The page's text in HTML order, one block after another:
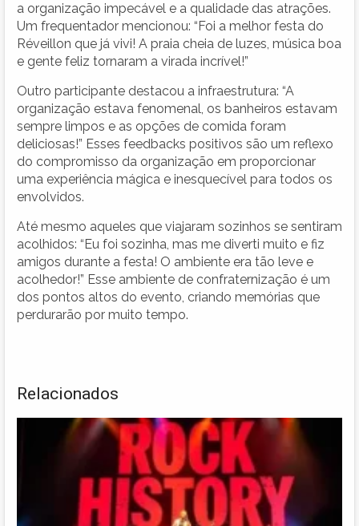
a organização impecável e a qualidade das atrações.
Um frequentador mencionou: “Foi a melhor festa do
Réveillon que já vivi! A praia cheia de luzes, música boa
e gente feliz tornaram a virada incrível!”
Outro participante destacou a infraestrutura: “A
organização estava fenomenal, os banheiros estavam
sempre limpos e as opções de comida foram
deliciosas!” Esses feedbacks positivos são um reflexo
do compromisso da organização em proporcionar
uma experiência mágica e inesquecível para todos os
envolvidos.
Até mesmo aqueles que viajaram sozinhos se sentiram
acolhidos: “Eu foi sozinha, mas me diverti muito e fiz
amigos durante a festa! O ambiente era tão leve e
acolhedor!” Esse ambiente de confraternização é um
dos pontos altos do evento, criando memórias que
perdurarão por muito tempo.
Relacionados